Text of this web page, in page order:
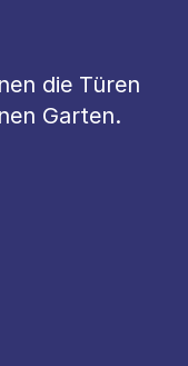
die Türen
Garten.